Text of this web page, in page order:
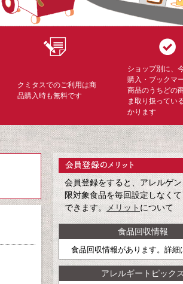
クミタスでのご利用は商
品購入時も無料です
ショップ別に、
購入・ブックマ
商品のうちどの
ま取り扱ってい
かります
会員登録をすると、アレルゲ
限対象食品を毎回設定しなく
できます。メリットについて
食品回収情報
食品回収情報があります。詳細
アレルギートピックス